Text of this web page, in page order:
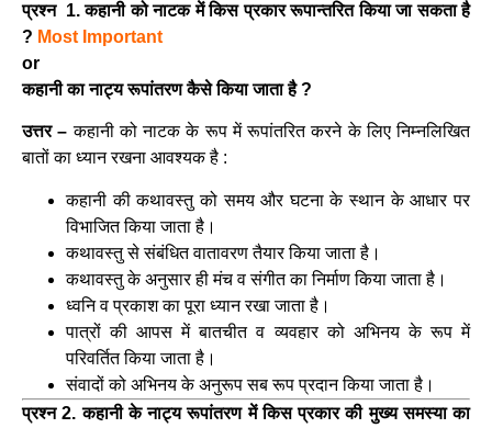
प्रश्न 1. कहानी को नाटक में किस प्रकार रूपान्तरित किया जा सकता है
? Most Important
or
कहानी का नाट्य रूपांतरण कैसे किया जाता है ?
उत्तर – कहानी को नाटक के रूप में रूपांतरित करने के लिए निम्नलिखित
बातों का ध्यान रखना आवश्यक है :
कहानी की कथावस्तु को समय और घटना के स्थान के आधार पर
विभाजित किया जाता है।
कथावस्तु से संबंधित वातावरण तैयार किया जाता है।
कथावस्तु के अनुसार ही मंच व संगीत का निर्माण किया जाता है।
ध्वनि व प्रकाश का पूरा ध्यान रखा जाता है।
पात्रों की आपस में बातचीत व व्यवहार को अभिनय के रूप में
परिवर्तित किया जाता है।
संवादों को अभिनय के अनुरूप सब रूप प्रदान किया जाता है।
प्रश्न 2. कहानी के नाट्य रूपांतरण में किस प्रकार की मुख्य समस्या का